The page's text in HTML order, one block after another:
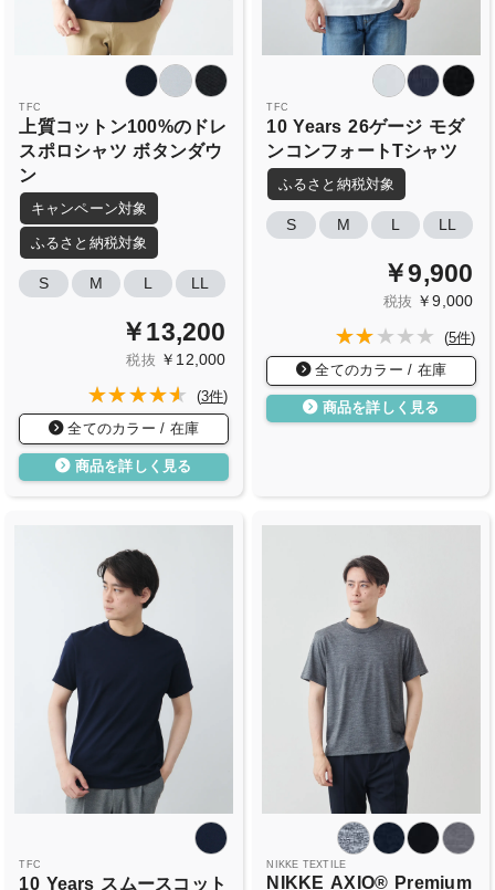
TFC
上質コットン100%のドレ
スポロシャツ ボタンダウ
ン
キャンペーン対象
ふるさと納税対象
S M L LL
￥13,200
税抜 ￥12,000
(3件)
全てのカラー / 在庫
商品を詳しく見る
TFC
10 Years 26ゲージ モダ
ンコンフォートTシャツ
ふるさと納税対象
S M L LL
￥9,900
税抜 ￥9,000
(5件)
全てのカラー / 在庫
商品を詳しく見る
TFC
10 Years スムースコット
NIKKE TEXTILE
NIKKE AXIO® Premium